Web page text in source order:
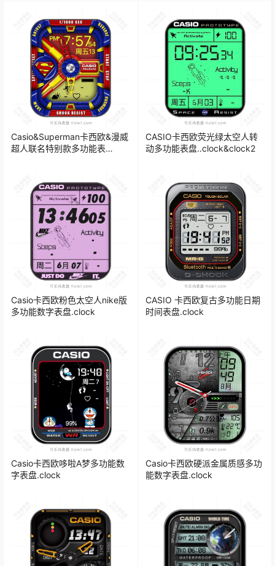
Casio&Superman卡西欧&漫威
超人联名特别款多功能表
CASIO卡西欧荧光绿太空人转
动多功能表盘..clock&clock2
Casio卡西欧粉色太空人nike版
多功能数字表盘.clock
CASIO 卡西欧复古多功能日期
时间表盘.clock
Casio卡西欧哆啦A梦多功能数
字表盘.clock
Casio卡西欧硬派金属质感多功
能数字表盘.clock